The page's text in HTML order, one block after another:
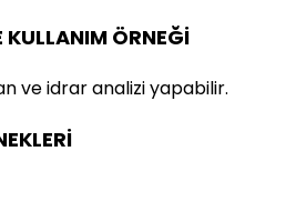
KULLANIM ÖRNEĞİ
ve idrar analizi yapabilir.